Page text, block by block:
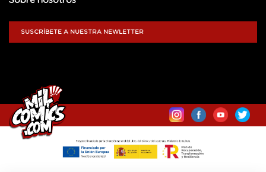
SUSCRÍBETE A NUESTRA NEWLETTER